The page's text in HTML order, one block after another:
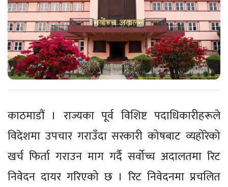
काठमाडौं । राज्यका पूर्व विशिष्ट पदाधिकारीहरूले
विदेशमा उपचार गराउँदा सरकारी कोषबाट व्यहोरेको
खर्च फिर्ता गराउन माग गर्दै सर्वोच्च अदालतमा रिट
निवेदन दायर गरिएको छ । रिट निवेदनमा प्रचलित